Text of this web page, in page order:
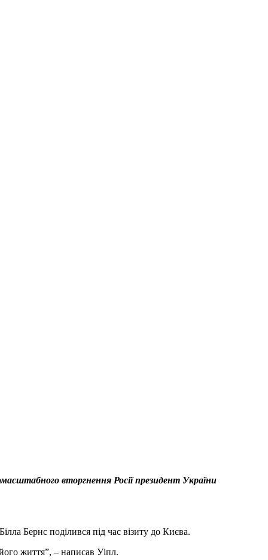
вторгнення Росії президент України
Бернс поділився під час візиту до Києва.
життя”, – написав Уіпл.